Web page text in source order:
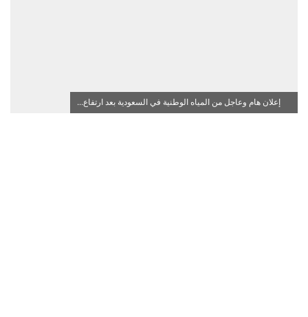
إعلان هام وعاجل من المياه الوطنية في السعودية بعد ارتفاع...